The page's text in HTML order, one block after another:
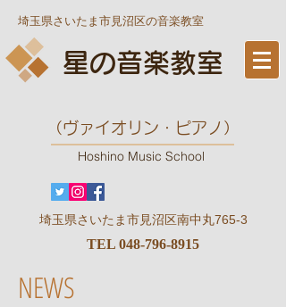
埼玉県さいたま市見沼区の音楽教室
星の音楽教室
​（ヴァイオリン・ピアノ）
Hoshino Music School
​埼玉県さいたま市見沼区南中丸765-3
TEL 048-796-8915
NEWS